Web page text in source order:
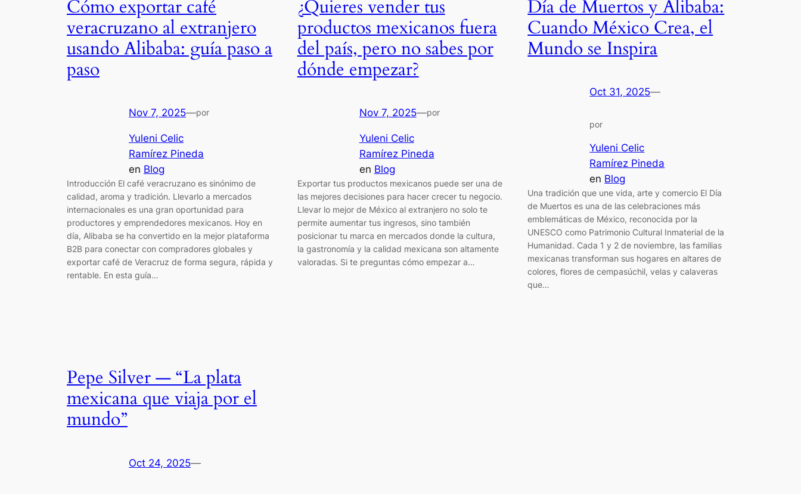
Cómo exportar café
veracruzano al extranjero
usando Alibaba: guía paso a
paso
Nov 7, 2025—por
Yuleni Celic
Ramírez Pineda
en Blog
Introducción El café veracruzano es sinónimo de
calidad, aroma y tradición. Llevarlo a mercados
internacionales es una gran oportunidad para
productores y emprendedores mexicanos. Hoy en
día, Alibaba se ha convertido en la mejor plataforma
B2B para conectar con compradores globales y
exportar café de Veracruz de forma segura, rápida y
rentable. En esta guía…
¿Quieres vender tus
productos mexicanos fuera
del país, pero no sabes por
dónde empezar?
Nov 7, 2025—por
Yuleni Celic
Ramírez Pineda
en Blog
Exportar tus productos mexicanos puede ser una de
las mejores decisiones para hacer crecer tu negocio.
Llevar lo mejor de México al extranjero no solo te
permite aumentar tus ingresos, sino también
posicionar tu marca en mercados donde la cultura,
la gastronomía y la calidad mexicana son altamente
valoradas. Si te preguntas cómo empezar a…
Día de Muertos y Alibaba:
Cuando México Crea, el
Mundo se Inspira
Oct 31, 2025—
por
Yuleni Celic
Ramírez Pineda
en Blog
Una tradición que une vida, arte y comercio El Día
de Muertos es una de las celebraciones más
emblemáticas de México, reconocida por la
UNESCO como Patrimonio Cultural Inmaterial de la
Humanidad. Cada 1 y 2 de noviembre, las familias
mexicanas transforman sus hogares en altares de
colores, flores de cempasúchil, velas y calaveras
que…
Pepe Silver — “La plata
mexicana que viaja por el
mundo”
Oct 24, 2025—